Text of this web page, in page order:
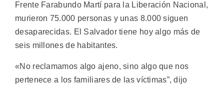
Frente Farabundo Martí para la Liberación Nacional,
murieron 75.000 personas y unas 8.000 siguen
desaparecidas. El Salvador tiene hoy algo más de
seis millones de habitantes.
«No reclamamos algo ajeno, sino algo que nos
pertenece a los familiares de las víctimas”, dijo